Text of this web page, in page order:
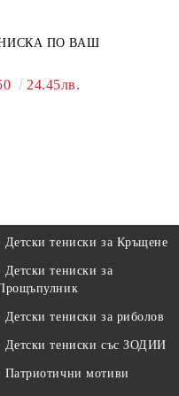
ПО ВАШ
24.45лв.
Детски тениски за Кръщене
Детски тениски за
Детски тениски за риболов
Детски тениски със ЗОДИИ
Патриотични мотиви